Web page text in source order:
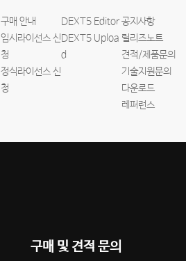
구매 안내
임시라이선스 신
청
정식라이선스 신
청
DEXT5 Editor
DEXT5 Uploa
d
공지사항
릴리즈노트
견적/제품문의
기술지원문의
다운로드
레퍼런스
구매 및 견적 문의